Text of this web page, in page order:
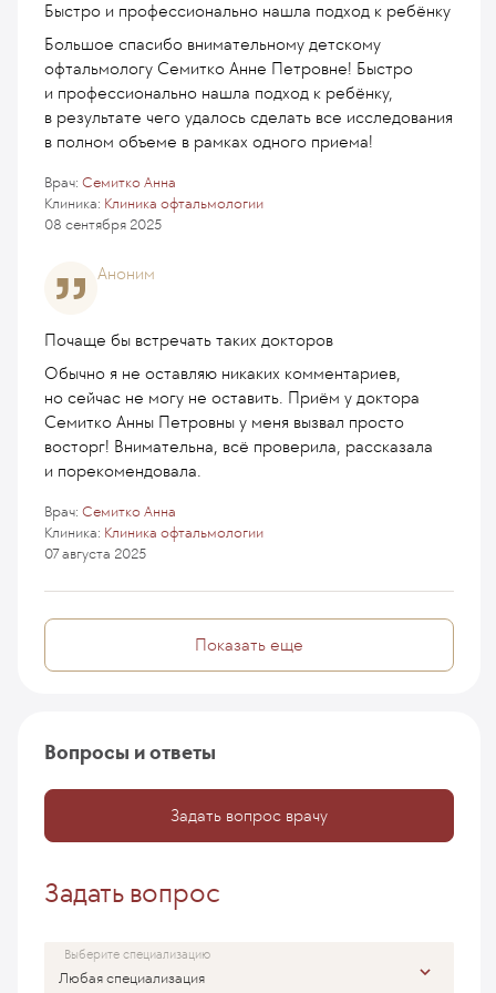
Быстро и профессионально нашла подход к ребёнку
Большое спасибо внимательному детскому
офтальмологу Семитко Анне Петровне! Быстро
и профессионально нашла подход к ребёнку,
в результате чего удалось сделать все исследования
в полном объеме в рамках одного приема!
Клиника: Клиника офтальмологии
Врач: Семитко Анна
08 сентября 2025
Аноним
Почаще бы встречать таких докторов
Обычно я не оставляю никаких комментариев,
но сейчас не могу не оставить. Приём у доктора
Семитко Анны Петровны у меня вызвал просто
восторг! Внимательна, всё проверила, рассказала
и порекомендовала.
Клиника: Клиника офтальмологии
Врач: Семитко Анна
07 августа 2025
Показать еще
Вопросы и ответы
Задать вопрос врачу
Задать вопрос
Выберите специализацию